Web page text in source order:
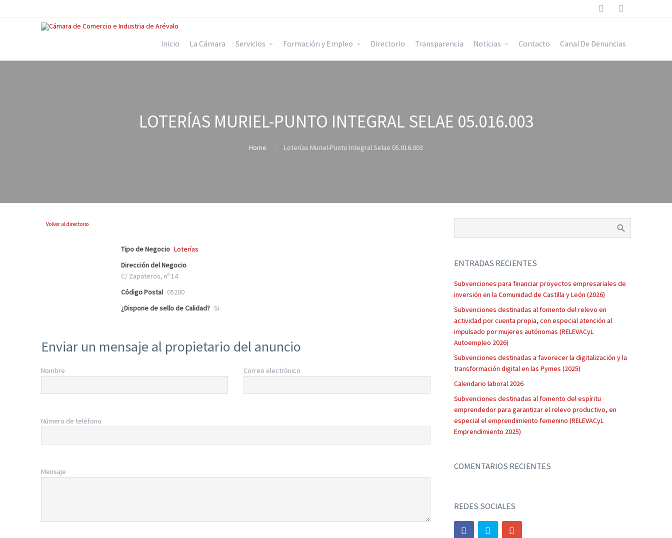
 
Inicio La Cámara Servicios Formación y Empleo Directorio Transparencia Noticias Contacto Canal De Denuncias
LOTERÍAS MURIEL-PUNTO INTEGRAL SELAE 05.016.003
Home Loterías Muriel-Punto Integral Selae 05.016.003
Volver al directorio
Tipo de Negocio Loterías
Dirección del Negocio
C/ Zapateros, nº 14
Código Postal 05200
¿Dispone de sello de Calidad? Si
Enviar un mensaje al propietario del anuncio
Nombre Correo electrónico
Número de teléfono
Mensaje
ENTRADAS RECIENTES
Subvenciones para financiar proyectos empresariales de
inversión en la Comunidad de Castilla y León (2026)
Subvenciones destinadas al fomento del relevo en
actividad por cuenta propia, con especial atención al
impulsado por mujeres autónomas (RELEVACyL
Autoempleo 2026)
Subvenciones destinadas a favorecer la digitalización y la
transformación digital en las Pymes (2025)
Calendario laboral 2026
Subvenciones destinadas al fomento del espíritu
emprendedor para garantizar el relevo productivo, en
especial el emprendimiento femenino (RELEVACyL
Emprendimiento 2025)
COMENTARIOS RECIENTES
REDES SOCIALES